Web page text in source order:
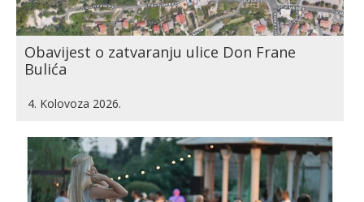
Obavijest o zatvaranju ulice Don Frane
Bulića
4. Kolovoza 2026.